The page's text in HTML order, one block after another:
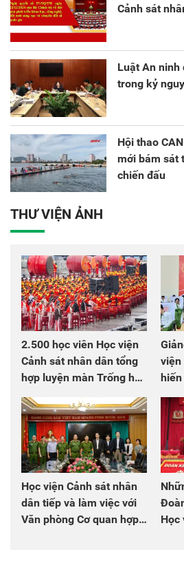
Cảnh sát
Luật An ninh
trong kỷ
Hội thao
mới bám sát
chiến đấu
THƯ VIỆN ẢNH
2.500 học viên Học viện
Cảnh sát nhân dân tổng
hợp luyện màn Trống hội
chào mừng Đại hội Đảng
viện
Học viện Cảnh sát nhân
dân tiếp và làm việc với
Văn phòng Cơ quan hợp
Học